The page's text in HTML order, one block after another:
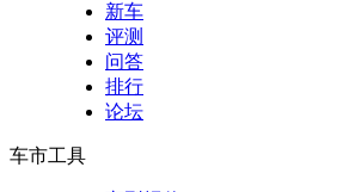
新车
评测
问答
排行
论坛
车市工具